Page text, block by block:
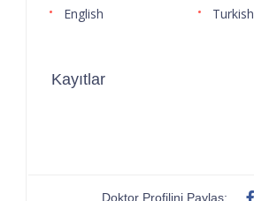
English Turkish
Kayıtlar
Doktor Profilini Paylaş: